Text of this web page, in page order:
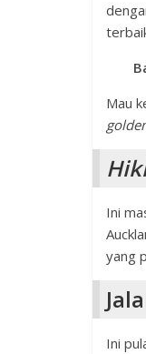
Mau
Ini
yang
Ini